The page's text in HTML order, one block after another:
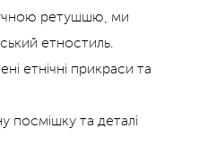
ретушшю, ми
етностиль.
етнічні прикраси та
посмішку та деталі